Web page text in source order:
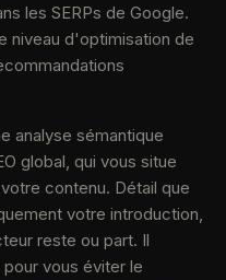
les SERPs de Google.
niveau d'optimisation de
analyse sémantique
global, qui vous situe
contenu. Détail que
votre introduction,
reste ou part. Il
vous éviter le